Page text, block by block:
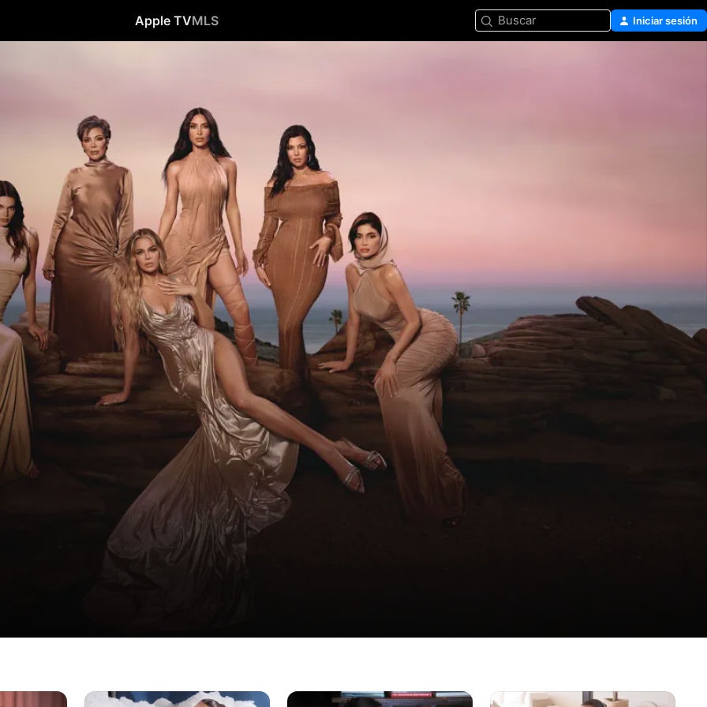
Apple TVMLS Buscar Iniciar sesión